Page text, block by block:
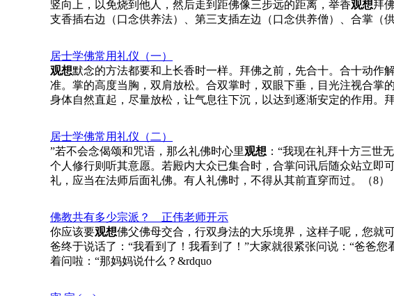
竖向上，以免烧到他人，然后走到距佛像三步远的距离，举香观想拜
支香插右边（口念供养法）、第三支插左边（口念供养僧）、合掌（
居士学佛常用礼仪（一）
观想默念的方法都要和上长香时一样。拜佛之前，先合十。合十动作
准。掌的高度当胸，双肩放松。合双掌时，双眼下垂，目光注视合掌
身体自然直起，尽量放松，让气息往下沉，以达到逐渐安定的作用。
居士学佛常用礼仪（二）
”若不会念偈颂和咒语，那么礼佛时心里观想 ：“我现在礼拜十方三世
个人修行则听其意愿。若殿内大众已集合时，合掌问讯后随众站立即
礼，应当在法师后面礼佛。有人礼佛时，不得从其前直穿而过。（8）
佛教共有多少宗派？ 正伟老师开示
你应该要观想佛父佛母交合，行双身法的大乐境界，这样子呢，您就
爸终于说话了：“我看到了！我看到了！”大家就很紧张问说：“爸爸
着问啦：“那妈妈说什么？&rdquo